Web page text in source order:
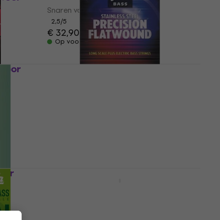
Snaren voor basgitaar
2,5/5
€ 32,90
Op voorraad
GHS M3050 Snaren voor